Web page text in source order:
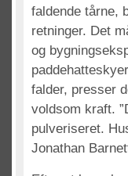
faldende tårne,
retninger. Det
og
falder, presser
voldsom kraft.
pulveriseret.
Jonathan